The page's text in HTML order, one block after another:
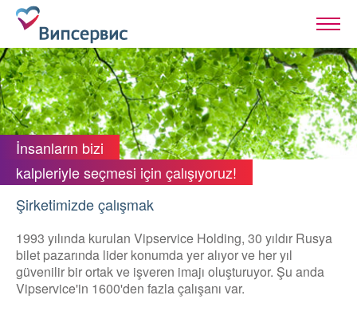
İnsanların bizi
kalpleriyle seçmesi için çalışıyoruz!
Şirketimizde çalışmak
1993 yılında kurulan Vipservice Holding, 30 yıldır Rusya
bilet pazarında lider konumda yer alıyor ve her yıl
güvenilir bir ortak ve işveren imajı oluşturuyor. Şu anda
Vipservice'in 1600'den fazla çalışanı var.